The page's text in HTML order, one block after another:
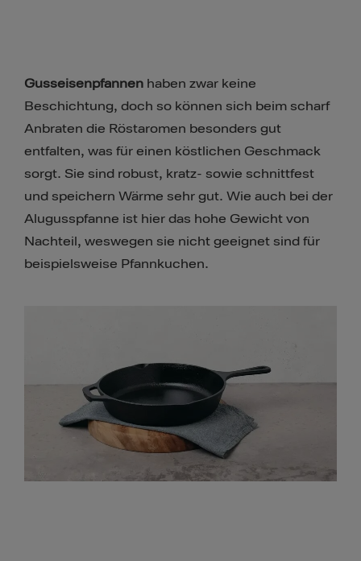
Gusseisenpfannen haben zwar keine
Beschichtung, doch so können sich beim scharf
Anbraten die Röstaromen besonders gut
entfalten, was für einen köstlichen Geschmack
sorgt. Sie sind robust, kratz- sowie schnittfest
und speichern Wärme sehr gut. Wie auch bei der
Alugusspfanne ist hier das hohe Gewicht von
Nachteil, weswegen sie nicht geeignet sind für
beispielsweise Pfannkuchen.